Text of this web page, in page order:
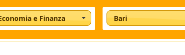
e Finanza Bari